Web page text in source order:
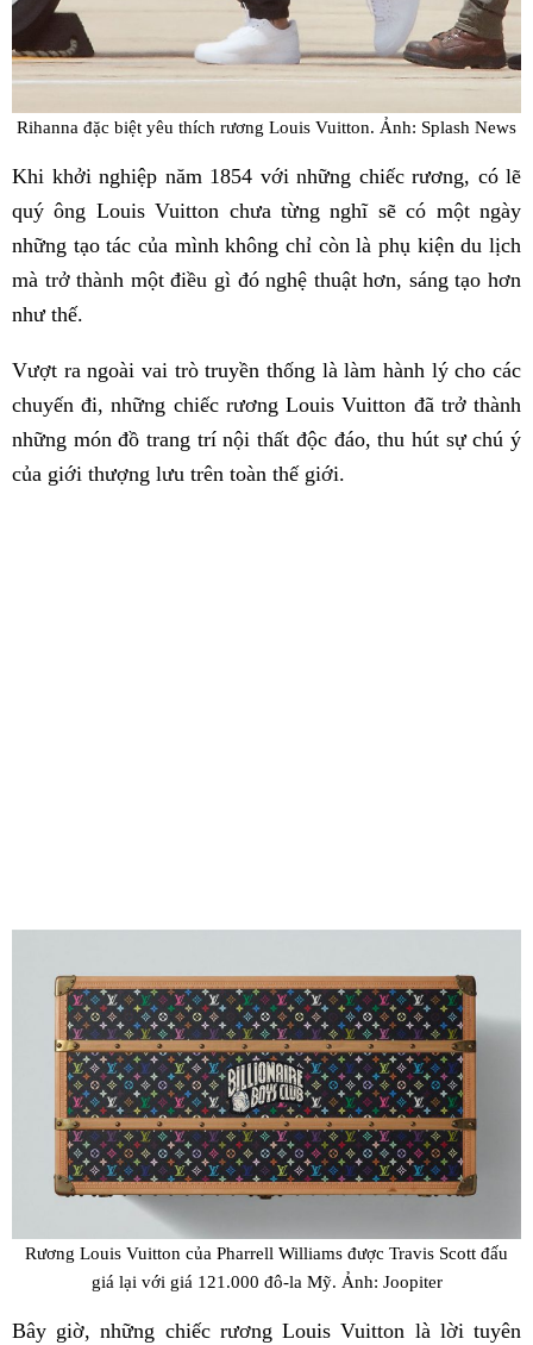
Rihanna đặc biệt yêu thích rương Louis Vuitton. Ảnh: Splash News
Khi khởi nghiệp năm 1854 với những chiếc rương, có lẽ
quý ông Louis Vuitton chưa từng nghĩ sẽ có một ngày
những tạo tác của mình không chỉ còn là phụ kiện du lịch
mà trở thành một điều gì đó nghệ thuật hơn, sáng tạo hơn
như thế.
Vượt ra ngoài vai trò truyền thống là làm hành lý cho các
chuyến đi, những chiếc rương Louis Vuitton đã trở thành
những món đồ trang trí nội thất độc đáo, thu hút sự chú ý
của giới thượng lưu trên toàn thế giới.
Rương Louis Vuitton của Pharrell Williams được Travis Scott đấu
giá lại với giá 121.000 đô-la Mỹ. Ảnh: Joopiter
Bây giờ, những chiếc rương Louis Vuitton là lời tuyên